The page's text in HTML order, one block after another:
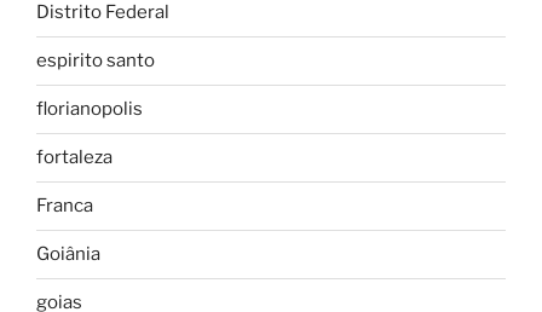
Distrito Federal
espirito santo
florianopolis
fortaleza
Franca
Goiânia
goias